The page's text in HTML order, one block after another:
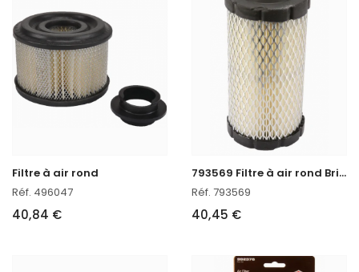
Filtre à air rond
Réf. 496047
40,84 €
7
93569 Filtre à air rond Briggs & Stratton
Réf. 793569
40,45 €